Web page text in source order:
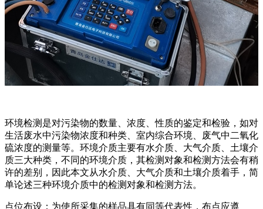
环境检测是对污染物的数量、浓度、性质的鉴定和检验，如对
生活废水中污染物浓度和种类、室内综合环境、废气中二氧化
硫浓度的测量等。环境介质主要有水介质、大气介质、土壤介
质三大种类，不同的环境介质，其检测对象和检测方法会有稍
许的差别，因此本文从水介质、大气介质和土壤介质着手，简
单论述三种环境介质中的检测对象和检测方法。
点位布设：为使所采集的样品具有同等代表性，布点应遵